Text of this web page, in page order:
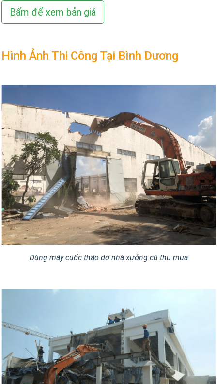
Bấm để xem bản giá
Hình Ảnh Thi Công Tại Bình Dương
Dùng máy cuốc tháo dỡ nhà xưởng cũ thu mua